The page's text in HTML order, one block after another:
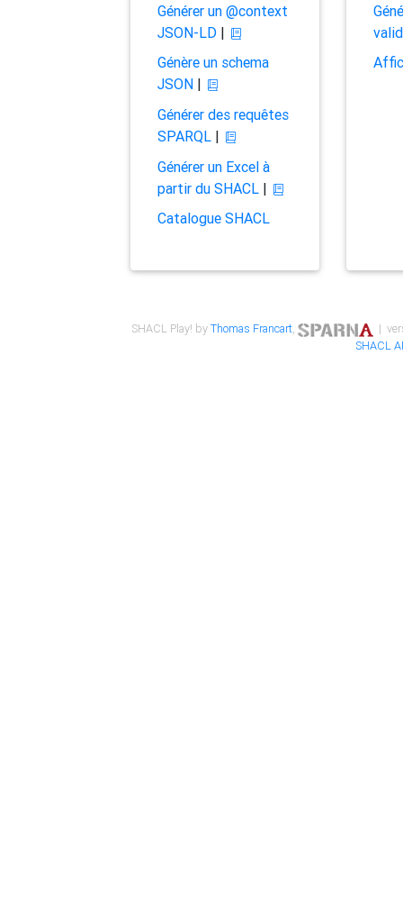
Générer un @context
JSON-LD|
Génère un schema
JSON|
Générer des requêtes
SPARQL|
Générer un Excel à
partir du SHACL|
Catalogue SHACL
SHACL Play! byThomas Francart,
|
SHACL